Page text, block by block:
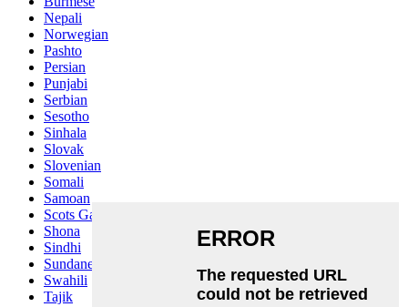
Nepali
Norwegian
Pashto
Persian
Punjabi
Serbian
Sesotho
Sinhala
Slovak
Slovenian
Somali
Samoan
Scots Gaelic
Shona
Sindhi
Sundanese
Swahili
Tajik